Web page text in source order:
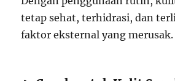
tetap sehat, terhidrasi, dan
faktor eksternal yang merusak.